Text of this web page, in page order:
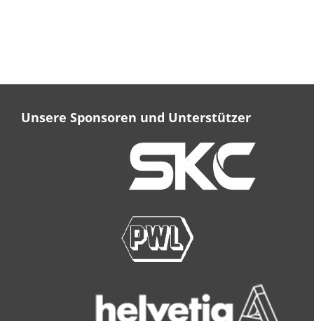
Unsere Sponsoren und Unterstützer